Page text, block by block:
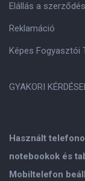
Használt
notebookok és
Mobiltelefon
Elállás a
Reklamáció
Képes Fogyasztói
GYAKORI